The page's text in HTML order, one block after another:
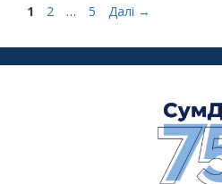
1 2 … 5 Далі →